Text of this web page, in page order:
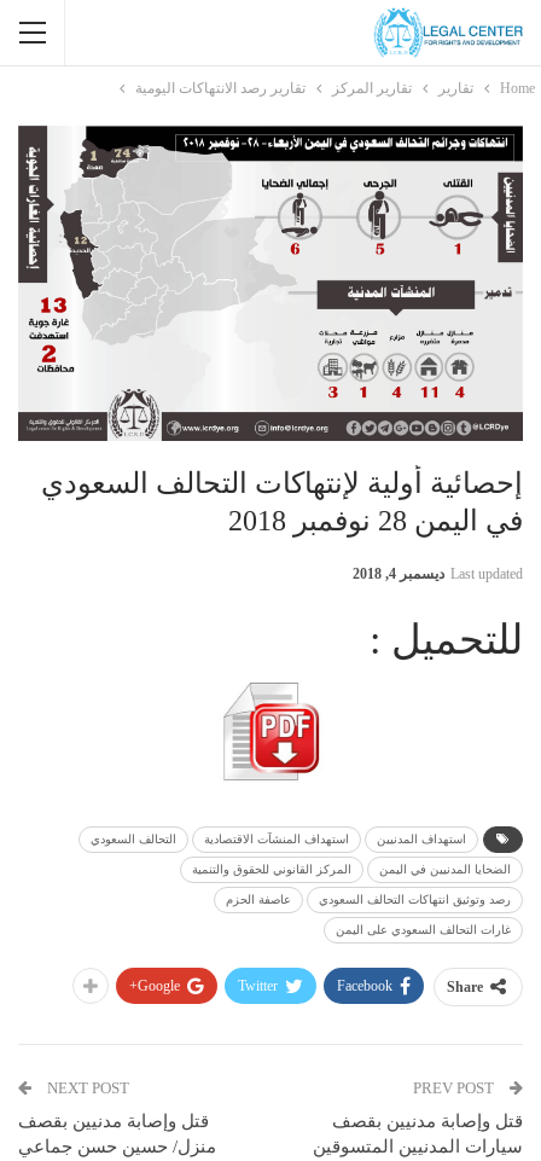
Home تقارير تقارير المركز تقارير رصد الانتهاكات اليومية
إحصائية أولية لإنتهاكات التحالف السعودي
في اليمن 28 نوفمبر 2018
Last updated ديسمبر 4, 2018
للتحميل :
استهداف المدنيين استهداف المنشآت الاقتصادية التحالف السعودي
الضحايا المدنيين في اليمن المركز القانوني للحقوق والتنمية
رصد وتوثيق انتهاكات التحالف السعودي عاصفة الحزم
غارات التحالف السعودي على اليمن
Share
Facebook
Twitter
Google+
قتل وإصابة مدنيين بقصف
سيارات المدنيين المتسوقين
NEXT POST
قتل وإصابة مدنيين بقصف
منزل/ حسين حسن جماعي